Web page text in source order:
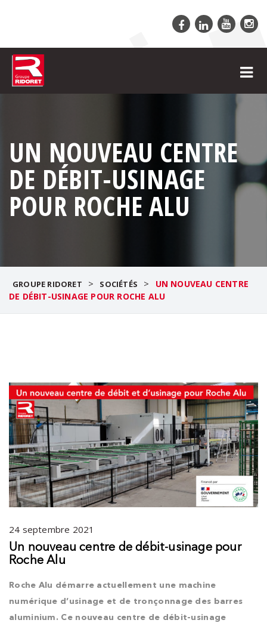
UN NOUVEAU CENTRE
DE DÉBIT-USINAGE
POUR ROCHE ALU
GROUPE RIDORET > SOCIÉTÉS >
UN NOUVEAU CENTRE
DE DÉBIT-USINAGE POUR ROCHE ALU
24 septembre 2021
Un nouveau centre de débit-usinage pour
Roche Alu
Roche Alu démarre actuellement une machine
numérique d’usinage et de tronçonnage des barres
aluminium. Ce nouveau centre de débit-usinage